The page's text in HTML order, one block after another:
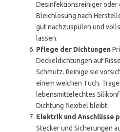
Desinfektionsreiniger oder
Bleichlösung nach
gut nachzuspülen und
lassen.
Pflege der Dichtungen
Deckeldichtungen auf
Schmutz. Reinige sie
einem weichen Tuch.
lebensmittelechtes
Dichtung flexibel bleibt.
Elektrik und Anschlüsse
Stecker und Sicherungen